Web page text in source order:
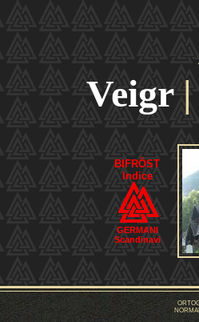
Veigr
BIFRÖST
Indice
GERMANI
Scandinavi